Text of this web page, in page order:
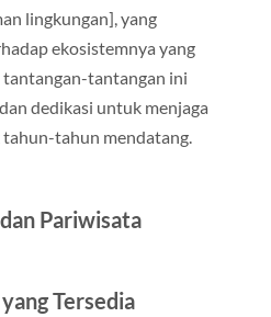
lingkungan], yang
ekosistemnya yang
tantangan ini
dedikasi untuk menjaga
tahun mendatang.
Pariwisata
Tersedia